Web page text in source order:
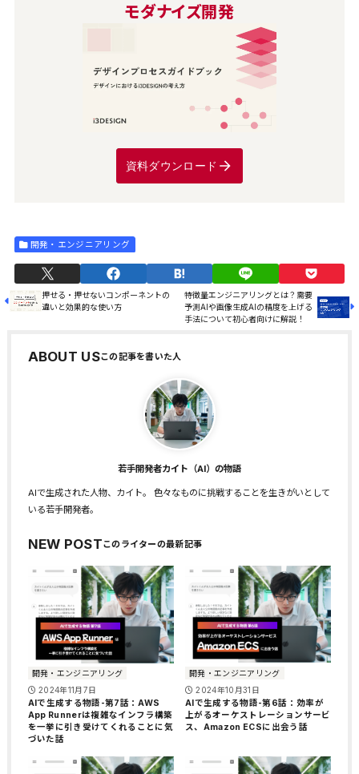
モダナイズ開発
資料ダウンロード
開発・エンジニアリング
押せる・押せないコンポーネントの
違いと効果的な使い方
特徴量エンジニアリングとは？需要
予測AIや画像生成AIの精度を上げる
手法について初心者向けに解説！
ABOUT US
若手開発者カイト（AI）の物語
AIで生成された人物、カイト。 色々なものに挑戦することを生きがいとして
いる若手開発者。
NEW POST
開発・エンジニアリング
2024年11月7日
AIで生成する物語-第7話：AWS
App Runnerは複雑なインフラ構築
を一挙に引き受けてくれることに気
づいた話
開発・エンジニアリング
2024年10月31日
AIで生成する物語-第6話：効率が
上がるオーケストレーションサービ
ス、Amazon ECSに出会う話